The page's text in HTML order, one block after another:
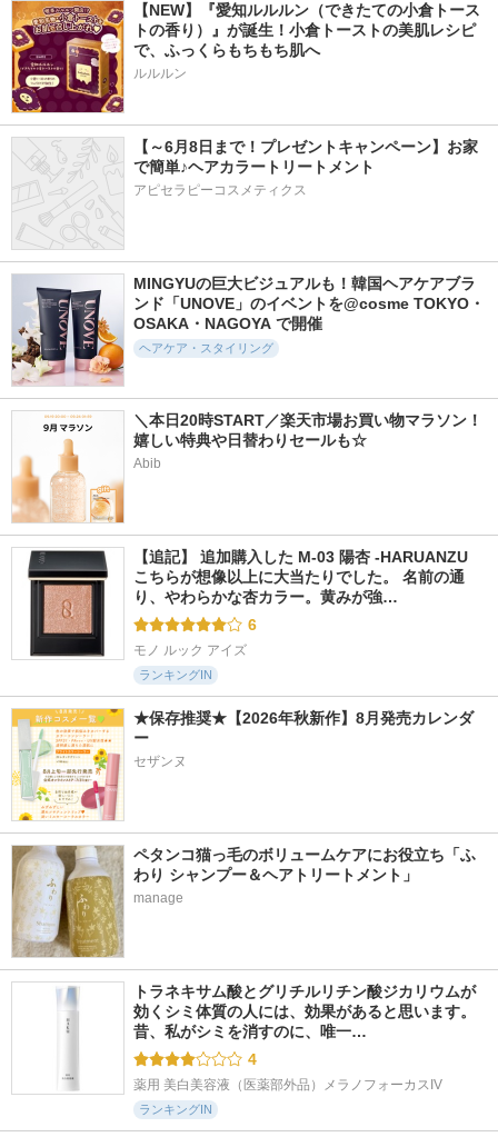
【NEW】『愛知ルルルン（できたての小倉トース
トの香り）』が誕生！小倉トーストの美肌レシピ
で、ふっくらもちもち肌へ
ルルルン
【～6月8日まで！プレゼントキャンペーン】お家
で簡単♪ヘアカラートリートメント
アピセラピーコスメティクス
MINGYUの巨大ビジュアルも！韓国ヘアケアブラ
ンド「UNOVE」のイベントを@cosme TOKYO・
OSAKA・NAGOYA で開催
ヘアケア・スタイリング
＼本日20時START／楽天市場お買い物マラソン！
嬉しい特典や日替わりセールも☆
Abib
【追記】 追加購入した M-03 陽杏 -HARUANZU
こちらが想像以上に大当たりでした。 名前の通
り、やわらかな杏カラー。黄みが強…
6
モノ ルック アイズ
ランキングIN
★保存推奨★【2026年秋新作】8月発売カレンダ
ー
セザンヌ
ペタンコ猫っ毛のボリュームケアにお役立ち「ふ
わり シャンプー＆ヘアトリートメント」
manage
トラネキサム酸とグリチルリチン酸ジカリウムが
効くシミ体質の人には、効果があると思います。
昔、私がシミを消すのに、唯一…
4
薬用 美白美容液（医薬部外品）メラノフォーカスIV
ランキングIN